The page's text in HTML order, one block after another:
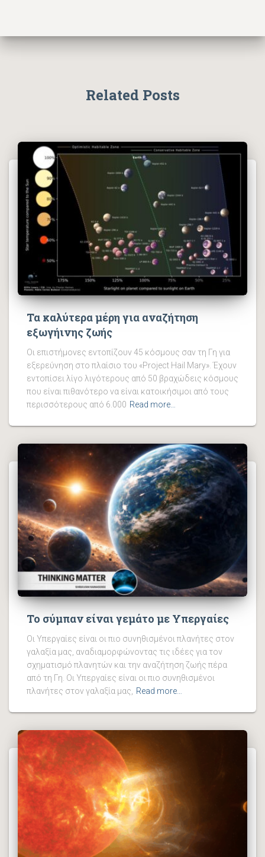
Related Posts
Τα καλύτερα μέρη για αναζήτηση
εξωγήινης ζωής
Οι επιστήμονες εντοπίζουν 45 κόσμους σαν τη Γη για
εξερεύνηση στο πλαίσιο του «Project Hail Mary». Έχουν
εντοπίσει λίγο λιγότερους από 50 βραχώδεις κόσμους
που είναι πιθανότερο να είναι κατοικήσιμοι από τους
περισσότερους από 6.000 Read more…
Το σύμπαν είναι γεμάτο με Υπεργαίες
Οι Υπεργαίες είναι οι πιο συνηθισμένοι πλανήτες στον
γαλαξία μας, αναδιαμορφώνοντας τις ιδέες για τον
σχηματισμό πλανητών και την αναζήτηση ζωής πέρα ​​
από τη Γη. Οι Υπεργαίες είναι οι πιο συνηθισμένοι
πλανήτες στον γαλαξία μας, Read more…